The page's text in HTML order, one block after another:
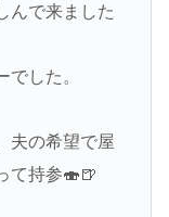
んで来ました
した。
夫の希望で屋
て持参🍣🍺